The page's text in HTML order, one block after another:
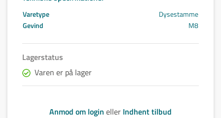
Varetype
Dysestamme
Gevind
M8
Lagerstatus
Varen er på lager
Anmod om login eller Indhent tilbud